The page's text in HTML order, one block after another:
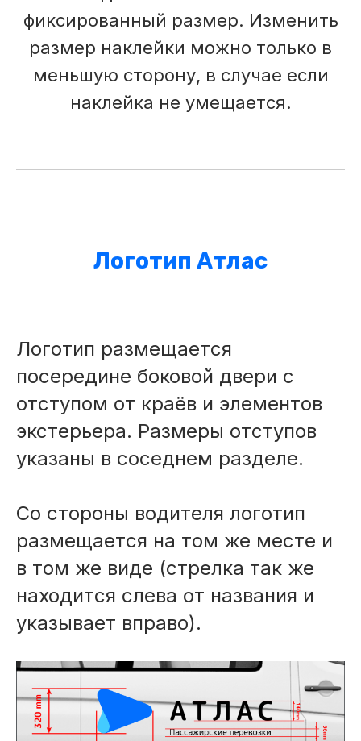
фиксированный размер. Изменить
размер наклейки можно только в
меньшую сторону, в случае если
наклейка не умещается.
Логотип Атлас
Логотип размещается
посередине боковой двери с
отступом от краёв и элементов
экстерьера. Размеры отступов
указаны в соседнем разделе.
Со стороны водителя логотип
размещается на том же месте и
в том же виде (стрелка так же
находится слева от названия и
указывает вправо).